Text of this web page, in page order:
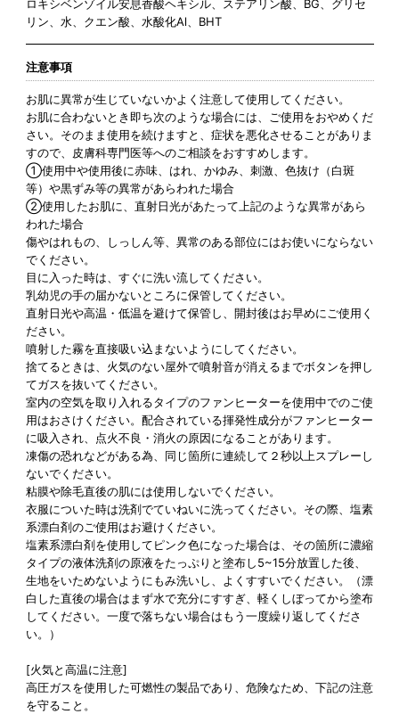
ロキシベンゾイル安息香酸ヘキシル、ステアリン酸、BG、グリセ
リン、水、クエン酸、水酸化Al、BHT
注意事項
お肌に異常が生じていないかよく注意して使用してください。
お肌に合わないとき即ち次のような場合には、ご使用をおやめくだ
さい。そのまま使用を続けますと、症状を悪化させることがありま
すので、皮膚科専門医等へのご相談をおすすめします。
①使用中や使用後に赤味、はれ、かゆみ、刺激、色抜け（白斑
等）や黒ずみ等の異常があらわれた場合
②使用したお肌に、直射日光があたって上記のような異常があら
われた場合
傷やはれもの、しっしん等、異常のある部位にはお使いにならない
でください。
目に入った時は、すぐに洗い流してください。
乳幼児の手の届かないところに保管してください。
直射日光や高温・低温を避けて保管し、開封後はお早めにご使用く
ださい。
噴射した霧を直接吸い込まないようにしてください。
捨てるときは、火気のない屋外で噴射音が消えるまでボタンを押し
てガスを抜いてください。
室内の空気を取り入れるタイプのファンヒーターを使用中でのご使
用はおさけください。配合されている揮発性成分がファンヒーター
に吸入され、点火不良・消火の原因になることがあります。
凍傷の恐れなどがある為、同じ箇所に連続して２秒以上スプレーし
ないでください。
粘膜や除毛直後の肌には使用しないでください。
衣服についた時は洗剤でていねいに洗ってください。その際、塩素
系漂白剤のご使用はお避けください。
塩素系漂白剤を使用してピンク色になった場合は、その箇所に濃縮
タイプの液体洗剤の原液をたっぷりと塗布し5~15分放置した後、
生地をいためないようにもみ洗いし、よくすすいでください。（漂
白した直後の場合はまず水で充分にすすぎ、軽くしぼってから塗布
してください。一度で落ちない場合はもう一度繰り返してくださ
い。）
[火気と高温に注意]
高圧ガスを使用した可燃性の製品であり、危険なため、下記の注意
を守ること。